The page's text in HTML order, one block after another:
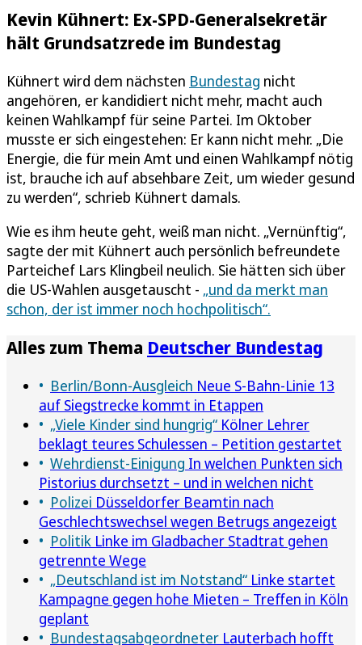
Kevin Kühnert: Ex-SPD-Generalsekretär
hält Grundsatzrede im Bundestag
Kühnert wird dem nächsten Bundestag nicht
angehören, er kandidiert nicht mehr, macht auch
keinen Wahlkampf für seine Partei. Im Oktober
musste er sich eingestehen: Er kann nicht mehr. „Die
Energie, die für mein Amt und einen Wahlkampf nötig
ist, brauche ich auf absehbare Zeit, um wieder gesund
zu werden“, schrieb Kühnert damals.
Wie es ihm heute geht, weiß man nicht. „Vernünftig“,
sagte der mit Kühnert auch persönlich befreundete
Parteichef Lars Klingbeil neulich. Sie hätten sich über
die US-Wahlen ausgetauscht - „und da merkt man
schon, der ist immer noch hochpolitisch“.
Alles zum Thema Deutscher Bundestag
Berlin/Bonn-Ausgleich Neue S-Bahn-Linie 13
auf Siegstrecke kommt in Etappen
„Viele Kinder sind hungrig“ Kölner Lehrer
beklagt teures Schulessen – Petition gestartet
Wehrdienst-Einigung In welchen Punkten sich
Pistorius durchsetzt – und in welchen nicht
Polizei Düsseldorfer Beamtin nach
Geschlechtswechsel wegen Betrugs angezeigt
Politik Linke im Gladbacher Stadtrat gehen
getrennte Wege
„Deutschland ist im Notstand“ Linke startet
Kampagne gegen hohe Mieten – Treffen in Köln
geplant
Bundestagsabgeordneter Lauterbach hofft